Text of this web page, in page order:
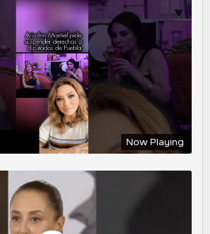
Now Playing